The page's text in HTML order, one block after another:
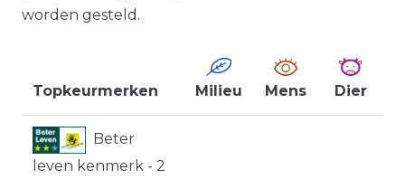
worden gesteld.
Topkeurmerken Milieu Mens Dier
Beter
leven kenmerk - 2